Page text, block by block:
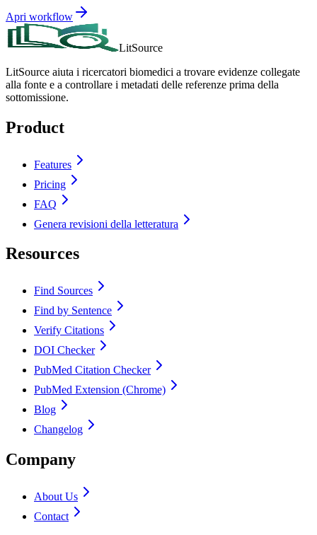
Apri workflow
LitSource
LitSource aiuta i ricercatori biomedici a trovare evidenze collegate
alla fonte e a controllare i metadati delle referenze prima della
sottomissione.
Product
Features
Pricing
FAQ
Genera revisioni della letteratura
Resources
Find Sources
Find by Sentence
Verify Citations
DOI Checker
PubMed Citation Checker
PubMed Extension (Chrome)
Blog
Changelog
Company
About Us
Contact